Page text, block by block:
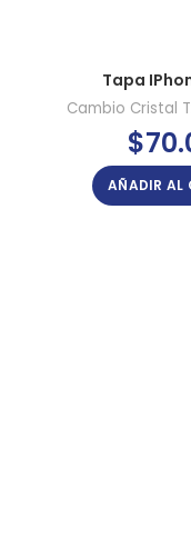
Tapa
Cambio Cristal
$
AÑADIR AL